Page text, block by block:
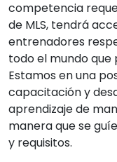
competencia
de MLS, tendrá
entrenadores
todo el mundo que
Estamos en una
capacitación y
aprendizaje de
manera que se
y requisitos.